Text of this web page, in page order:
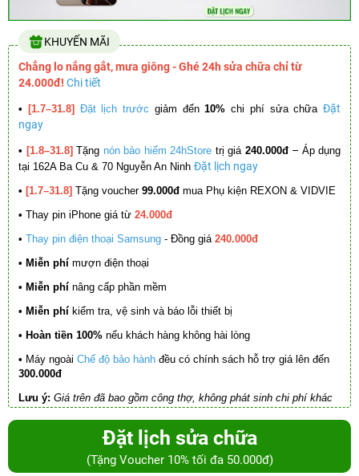
KHUYẾN MÃI
Chẳng lo nắng gắt, mưa giông - Ghé 24h sửa chữa chỉ từ
24.000đ! Chi tiết
• [1.7–31.8] Đặt lịch trước giảm đến10% chi phí sửa chữa Đặt
ngay
• [1.8–31.8] Tặng nón bảo hiểm 24hStore trị giá 240.000đ – Áp dụng
tại 162A Ba Cu & 70 Nguyễn An Ninh Đặt lịch ngay
• [1.7–31.8] Tặng voucher 99.000đ mua Phụ kiện REXON & VIDVIE
• Thay pin iPhone giá từ 24.000đ
• Thay pin điện thoại Samsung - Đồng giá 240.000đ
• Miễn phí mượn điện thoại
• Miễn phí nâng cấp phần mềm
• Miễn phí kiểm tra, vệ sinh và báo lỗi thiết bị
• Hoàn tiền 100% nếu khách hàng không hài lòng
• Máy ngoài Chế độ bảo hành đều có chính sách hỗ trợ giá lên đến
300.000đ
Lưu ý: Giá trên đã bao gồm công thợ, không phát sinh chi phí khác
Đặt lịch sửa chữa
(Tặng Voucher 10% tối đa 50.000đ)